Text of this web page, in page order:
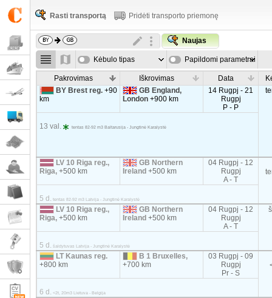
Rasti transportą Pridėti transporto priemonę
Naujas
Kėbulo tipas Papildomi parametrai
Pakrovimas Iškrovimas Data
BY Brest reg.+90
km
GB England,
London+900 km
14 Rugpj - 21
Rugpj
P - P
13 val. tentas 82-92 m3 Baltarusija - Jungtinė Karalystė
LV 10 Riga reg.,
Riga,+500 km
GB Northern
Ireland+500 km
04 Rugpj - 12
Rugpj
A - T
5 d. tentas 82-92 m3 Latvija - Jungtinė Karalystė
LV 10 Riga reg.,
Riga,+500 km
GB Northern
Ireland+500 km
04 Rugpj - 12
Rugpj
A - T
5 d. šaldytuvas Latvija - Jungtinė Karalystė
LT Kaunas reg.
+800 km
B 1 Bruxelles,
+700 km
03 Rugpj - 09
Rugpj
Pr - S
6 d. <2t, 20m3 Lietuva - Belgija